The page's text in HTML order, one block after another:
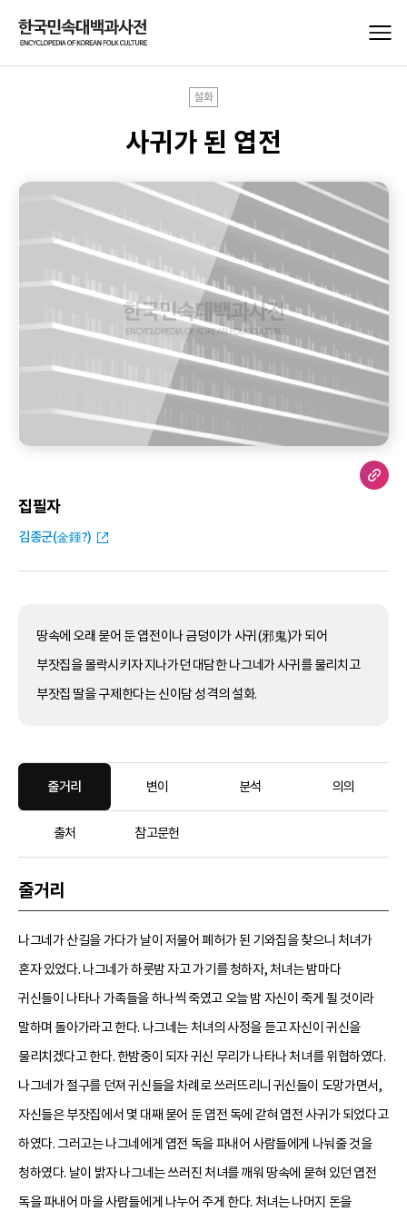
설화
사귀가 된 엽전
집필자
김종군(金鍾?)
땅속에 오래 묻어 둔 엽전이나 금덩이가 사귀(邪鬼)가 되어
부잣집을 몰락시키자 지나가던 대담한 나그네가 사귀를 물리치고
부잣집 딸을 구제한다는 신이담 성격의 설화.
줄거리 변이 분석 의의
출처 참고문헌
줄거리
나그네가 산길을 가다가 날이 저물어 폐허가 된 기와집을 찾으니 처녀가
혼자 있었다. 나그네가 하룻밤 자고 가기를 청하자, 처녀는 밤마다
귀신들이 나타나 가족들을 하나씩 죽였고 오늘 밤 자신이 죽게 될 것이라
말하며 돌아가라고 한다. 나그네는 처녀의 사정을 듣고 자신이 귀신을
물리치겠다고 한다. 한밤중이 되자 귀신 무리가 나타나 처녀를 위협하였다.
나그네가 절구를 던져 귀신들을 차례로 쓰러뜨리니 귀신들이 도망가면서,
자신들은 부잣집에서 몇 대째 묻어 둔 엽전 독에 갇혀 엽전 사귀가 되었다고
하였다. 그러고는 나그네에게 엽전 독을 파내어 사람들에게 나눠줄 것을
청하였다. 날이 밝자 나그네는 쓰러진 처녀를 깨워 땅속에 묻혀 있던 엽전
독을 파내어 마을 사람들에게 나누어 주게 한다. 처녀는 나머지 돈을